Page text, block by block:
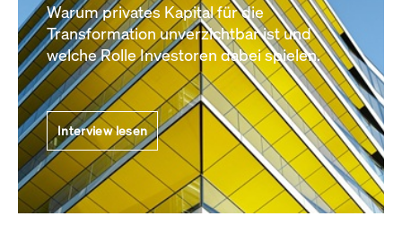
Warum privates Kapital für die
Transformation unverzichtbar ist und
welche Rolle Investoren dabei spielen.
Interview lesen